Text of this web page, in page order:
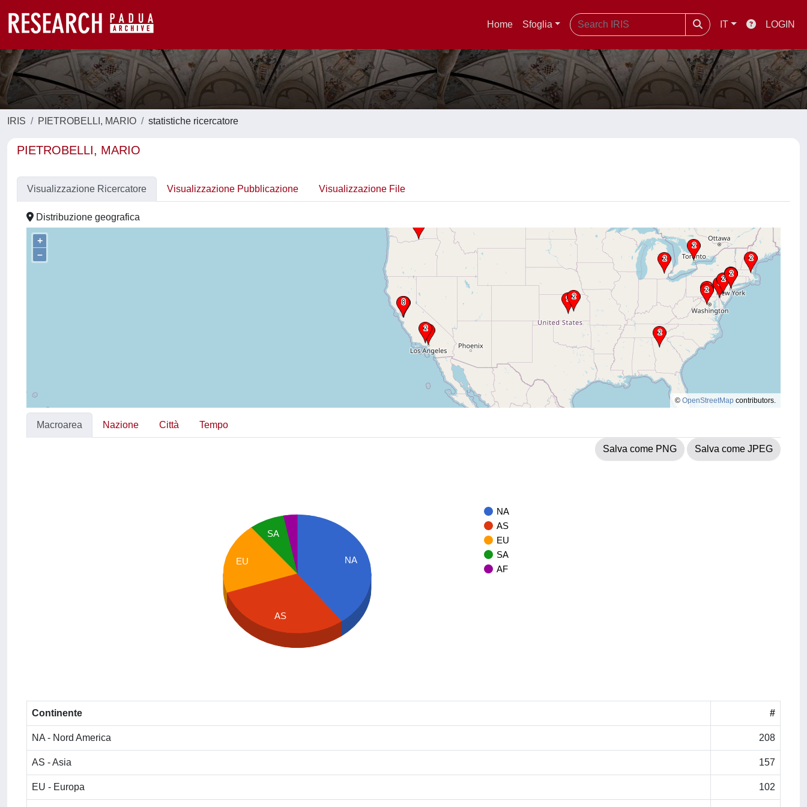
Home Sfoglia IT LOGIN
IRIS PIETROBELLI, MARIO statistiche ricercatore
PIETROBELLI, MARIO
Visualizzazione Ricercatore Visualizzazione Pubblicazione Visualizzazione File
Distribuzione geografica
+
–
© OpenStreetMap contributors.
Macroarea Nazione Città Tempo
Salva come PNG Salva come JPEG
NA
AS
EU
SA
AF
NA
SA
EU
AS
Continente #
NA - Nord America 208
AS - Asia 157
EU - Europa 102